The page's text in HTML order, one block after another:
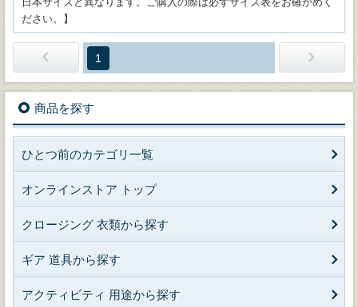
ださい。】
1
商品を探す
ひとつ前のカテゴリ一覧
オンラインストア トップ
クロージング 衣類から探す
ギア 道具から探す
アクティビティ 用途から探す